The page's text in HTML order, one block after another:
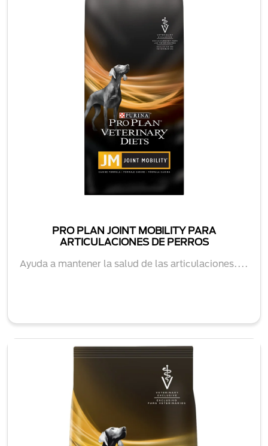
PRO PLAN JOINT MOBILITY PARA
ARTICULACIONES DE PERROS
Ayuda a mantener la salud de las articulaciones....